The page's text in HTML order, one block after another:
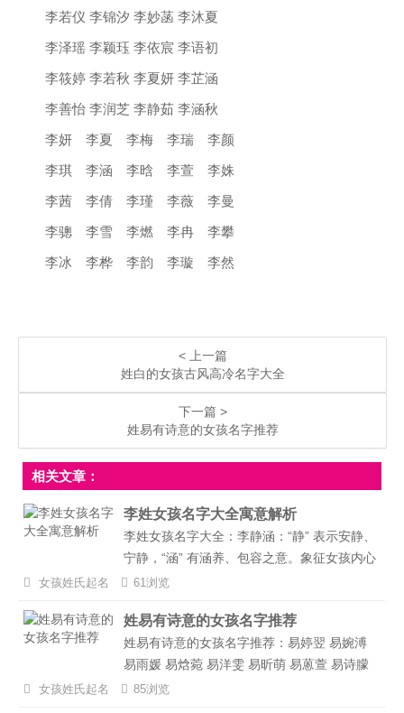
李若仪 李锦汐 李妙菡 李沐夏
李泽瑶 李颖珏 李依宸 李语初
李筱婷 李若秋 李夏妍 李芷涵
李善怡 李润芝 李静茹 李涵秋
李妍 李夏 李梅 李瑞 李颜
李琪 李涵 李晗 李萱 李姝
李茜 李倩 李瑾 李薇 李曼
李骢 李雪 李燃 李冉 李攀
李冰 李桦 李韵 李璇 李然
< 上一篇
姓白的女孩古风高冷名字大全
下一篇 >
姓易有诗意的女孩名字推荐
相关文章：
李姓女孩名字大全寓意解析
李姓女孩名字大全：李静涵：“静” 表示安静、
宁静，“涵” 有涵养、包容之意。象征女孩内心
宁静，有深厚的涵养和包容之心。李婉
寓意女孩温柔婉约，如美玉般美丽动人。李睿
雅：“睿” 表示聪明、睿智，“雅” 代表高雅。寓
意女孩聪明伶俐，气质高雅，有大气的胸怀和
知性美。...
女孩姓氏起名 61浏览
姓易有诗意的女孩名字推荐
姓易有诗意的女孩名字推荐：易婷翌 易婉溥
易雨媛 易焓菀 易洋雯 易昕萌 易蒽萱 易诗朦
易绮雪、易菲冉 易焓柳 易婌萤 易歆楠 易琬
女孩姓氏起名 85浏览